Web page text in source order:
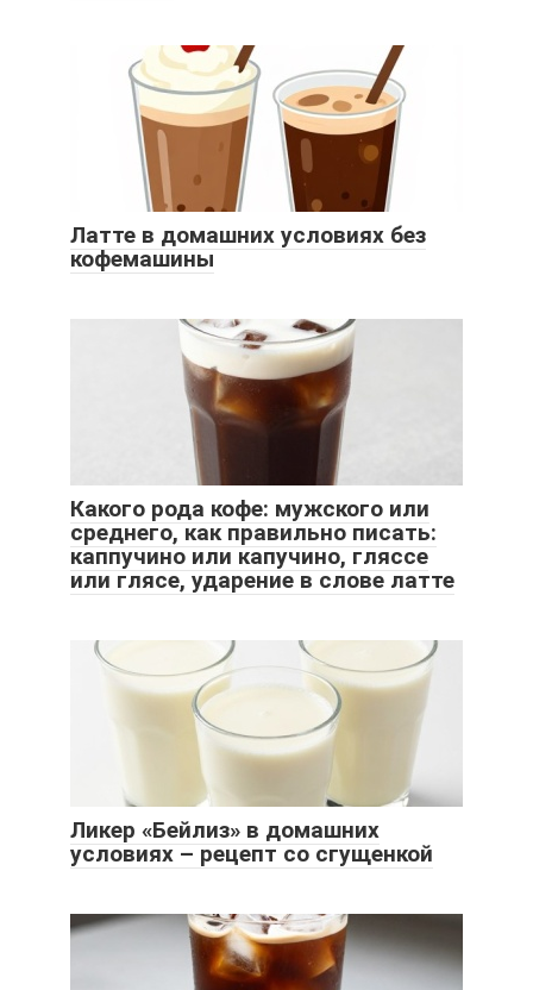
Латте в домашних условиях без
кофемашины
Какого рода кофе: мужского или
среднего, как правильно писать:
каппучино или капучино, гляссе
или глясе, ударение в слове латте
Ликер «Бейлиз» в домашних
условиях – рецепт со сгущенкой